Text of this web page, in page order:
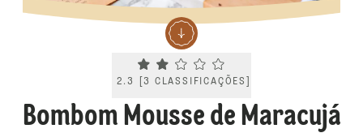
Current rating 2.3. Click to rate.
2.3 [3 CLASSIFICAÇÕES
Bombom Mousse de Maracujá